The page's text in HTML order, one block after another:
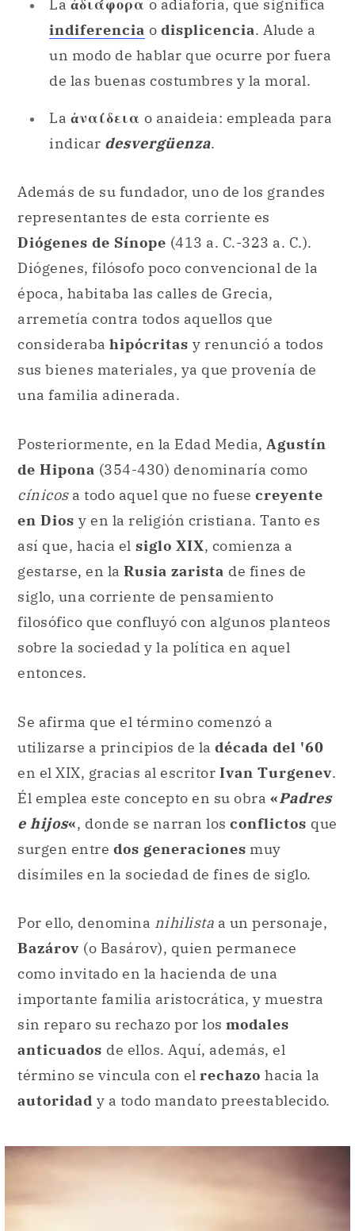
La ἀδιάφορα o adiaforia, que significa
indiferencia o displicencia. Alude a
un modo de hablar que ocurre por fuera
de las buenas costumbres y la moral.
La ἀναίδεια o anaideia: empleada para
indicar desvergüenza.
Además de su fundador, uno de los grandes
representantes de esta corriente es
Diógenes de Sínope (413 a. C.-323 a. C.).
Diógenes, filósofo poco convencional de la
época, habitaba las calles de Grecia,
arremetía contra todos aquellos que
consideraba hipócritas y renunció a todos
sus bienes materiales, ya que provenía de
una familia adinerada.
Posteriormente, en la Edad Media, Agustín
de Hipona (354-430) denominaría como
cínicosa todo aquel que no fuese creyente
en Dios y en la religión cristiana. Tanto es
así que, hacia el siglo XIX, comienza a
gestarse, en la Rusia zarista de fines de
siglo, una corriente de pensamiento
filosófico que confluyó con algunos planteos
sobre la sociedad y la política en aquel
entonces.
Se afirma que el término comenzó a
utilizarse a principios de la década del '60
en el XIX, gracias al escritor Ivan Turgenev.
Él emplea este concepto en su obra «Padres
e hijos«, donde se narran los conflictos que
surgen entre dos generaciones muy
disímiles en la sociedad de fines de siglo.
Por ello, denomina nihilista a un personaje,
Bazárov (o Basárov), quien permanece
como invitado en la hacienda de una
importante familia aristocrática, y muestra
sin reparo su rechazo por los modales
anticuados de ellos. Aquí, además, el
término se vincula con el rechazo hacia la
autoridad y a todo mandato preestablecido.